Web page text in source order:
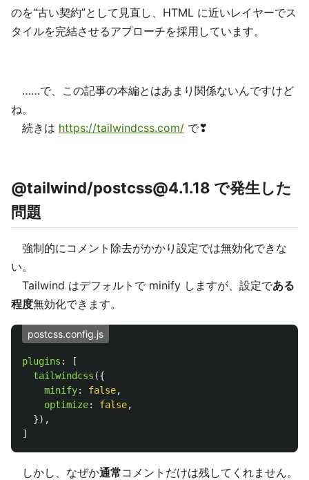
のを“古い契約”として見直し、HTML に近いレイヤーでス
タイルを完結させるアプローチを採用しています。
……で、この記事の本編とはあまり関係ないんですけど
ね。
続きは https://tailwindcss.com/ で❣
@tailwind/postcss@4.1.18 で発生した
問題
強制的にコメント除去がかかり設定では無効化できな
い。
Tailwind はデフォルトで minify しますが、設定である
程度無効化できます。
postcss.config.js
plugins :
[
tailwindcss ({
minify: false,
optimize: false,
}),
]
しかし、なぜか通常コメントだけは残してくれません。